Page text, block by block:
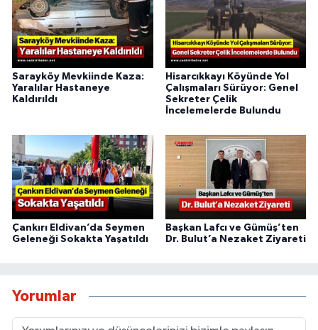
Sarayköy Mevkiinde Kaza:
Yaralılar Hastaneye
Kaldırıldı
Hisarcıkkayı Köyünde Yol
Çalışmaları Sürüyor: Genel
Sekreter Çelik
İncelemelerde Bulundu
Çankırı Eldivan’da Seymen
Geleneği Sokakta Yaşatıldı
Başkan Lafcı ve Gümüş’ten
Dr. Bulut’a Nezaket Ziyareti
Yorumlar